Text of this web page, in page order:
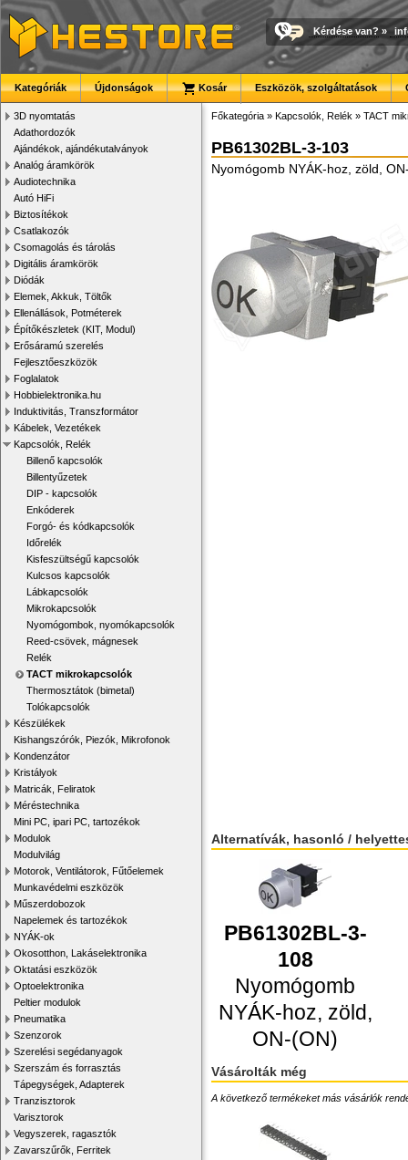
Kérdése van? »
Kategóriák Újdonságok Kosár Eszközök, szolgáltatások
3D nyomtatás
Adathordozók
Ajándékok, ajándékutalványok
Analóg áramkörök
Audiotechnika
Autó HiFi
Biztosítékok
Csatlakozók
Csomagolás és tárolás
Digitális áramkörök
Diódák
Elemek, Akkuk, Töltők
Ellenállások, Potméterek
Építőkészletek (KIT, Modul)
Erősáramú szerelés
Fejlesztőeszközök
Foglalatok
Hobbielektronika.hu
Induktivitás, Transzformátor
Kábelek, Vezetékek
Kapcsolók, Relék
Billenő kapcsolók
Billentyűzetek
DIP - kapcsolók
Enkóderek
Forgó- és kódkapcsolók
Időrelék
Kisfeszültségű kapcsolók
Kulcsos kapcsolók
Lábkapcsolók
Mikrokapcsolók
Nyomógombok, nyomókapcsolók
Reed-csövek, mágnesek
Relék
TACT mikrokapcsolók
Thermosztátok (bimetal)
Tolókapcsolók
Készülékek
Kishangszórók, Piezók, Mikrofonok
Kondenzátor
Kristályok
Matricák, Feliratok
Méréstechnika
Mini PC, ipari PC, tartozékok
Modulok
Modulvilág
Motorok, Ventilátorok, Fűtőelemek
Munkavédelmi eszközök
Műszerdobozok
Napelemek és tartozékok
NYÁK-ok
Okosotthon, Lakáselektronika
Oktatási eszközök
Optoelektronika
Peltier modulok
Pneumatika
Szenzorok
Szerelési segédanyagok
Szerszám és forrasztás
Tápegységek, Adapterek
Tranzisztorok
Varisztorok
Vegyszerek, ragasztók
Zavarszűrők, Ferritek
Főkategória » Kapcsolók, Relék » TACT
PB61302BL-3-103
Nyomógomb NYÁK-hoz, zöld,
Alternatívák, hasonló /
PB61302BL-3-
108
Nyomógomb
NYÁK-hoz, zöld,
ON-(ON)
Vásárolták még
A következő termékeket más vásárlók